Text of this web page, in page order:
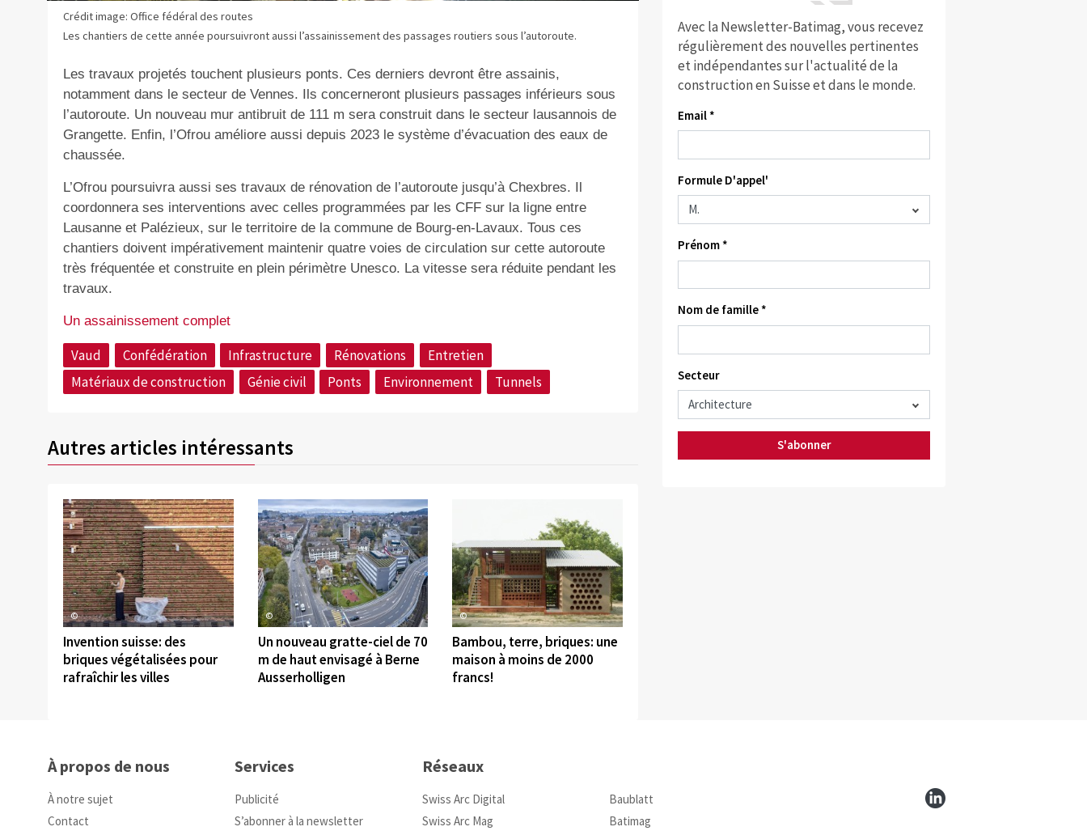
Crédit image: Office fédéral des routes
Les chantiers de cette année poursuivront aussi l’assainissement des passages routiers sous l’autoroute.
Les travaux projetés touchent plusieurs ponts. Ces derniers devront être assainis,
notamment dans le secteur de Vennes. Ils concerneront plusieurs passages inférieurs sous
l’autoroute. Un nouveau mur antibruit de 111 m sera construit dans le secteur lausannois de
Grangette. Enfin, l’Ofrou améliore aussi depuis 2023 le système d’évacuation des eaux de
chaussée.
L’Ofrou poursuivra aussi ses travaux de rénovation de l’autoroute jusqu’à Chexbres. Il
coordonnera ses interventions avec celles programmées par les CFF sur la ligne entre
Lausanne et Palézieux, sur le territoire de la commune de Bourg-en-Lavaux. Tous ces
chantiers doivent impérativement maintenir quatre voies de circulation sur cette autoroute
très fréquentée et construite en plein périmètre Unesco. La vitesse sera réduite pendant les
travaux.
Un assainissement complet
Vaud Confédération Infrastructure Rénovations
Entretien
Matériaux de construction
Génie civil Ponts Environnement Tunnels
Autres articles intéressants
©
Invention suisse: des
briques végétalisées pour
rafraîchir les villes
©
Un nouveau gratte-ciel de 70
m de haut envisagé à Berne
Ausserholligen
©
Bambou, terre, briques: une
maison à moins de 2000
francs!
Avec la Newsletter-Batimag, vous recevez
régulièrement des nouvelles pertinentes
et indépendantes sur l'actualité de la
construction en Suisse et dans le monde.
Email *
Formule D'appel'
Prénom *
Nom de famille *
Secteur
S'abonner
À propos de nous
À notre sujet
Contact
Services
Publicité
S’abonner à la newsletter
Réseaux
Swiss Arc Digital
Swiss Arc Mag
Baublatt
Batimag